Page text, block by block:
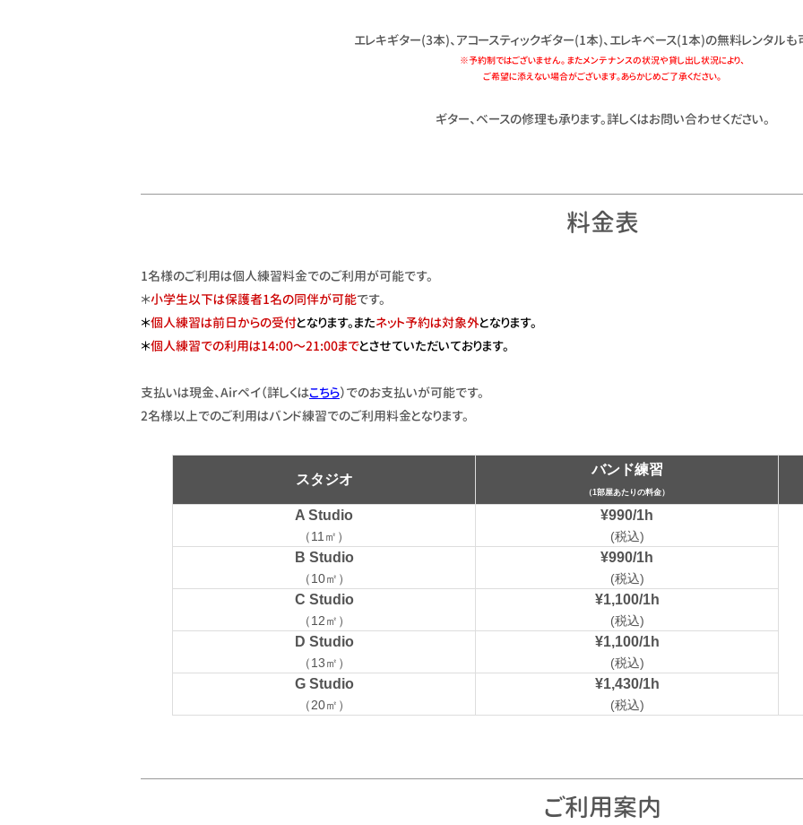
エレキギター(3本)、アコースティックギター(1本)、エレキベース(1本)の無料レンタルも
※予約制ではございません。 またメンテナンスの状況や貸し出し状況により、
ご希望に添えない場合がございます。あらかじめご了承ください。
ギター、ベースの修理も承ります。詳しくはお問い合わせください。
料金表
1名様のご利用は個人練習料金でのご利用が可能です。
＊小学⽣以下は保護者1名の同伴が可能です。
＊個人練習は前日からの受付となります。またネット予約は対象外となります。
＊個人練習での利用は14:00〜21:00までとさせていただいております。
支払いは現金、Airペイ（詳しくはこちら）でのお支払いが可能です。
2名様以上でのご利用はバンド練習でのご利用料金となります。
スタジオ
バンド練習
（1部屋あたりの料金）
A Studio
（11㎡）
¥990/1h
(税込)
B Studio
（10㎡）
¥990/1h
(税込)
C Studio
（12㎡）
¥1,100/1h
(税込)
D Studio
（13㎡）
¥1,100/1h
(税込)
G Studio
（20㎡）
¥1,430/1h
(税込)
ご利用案内